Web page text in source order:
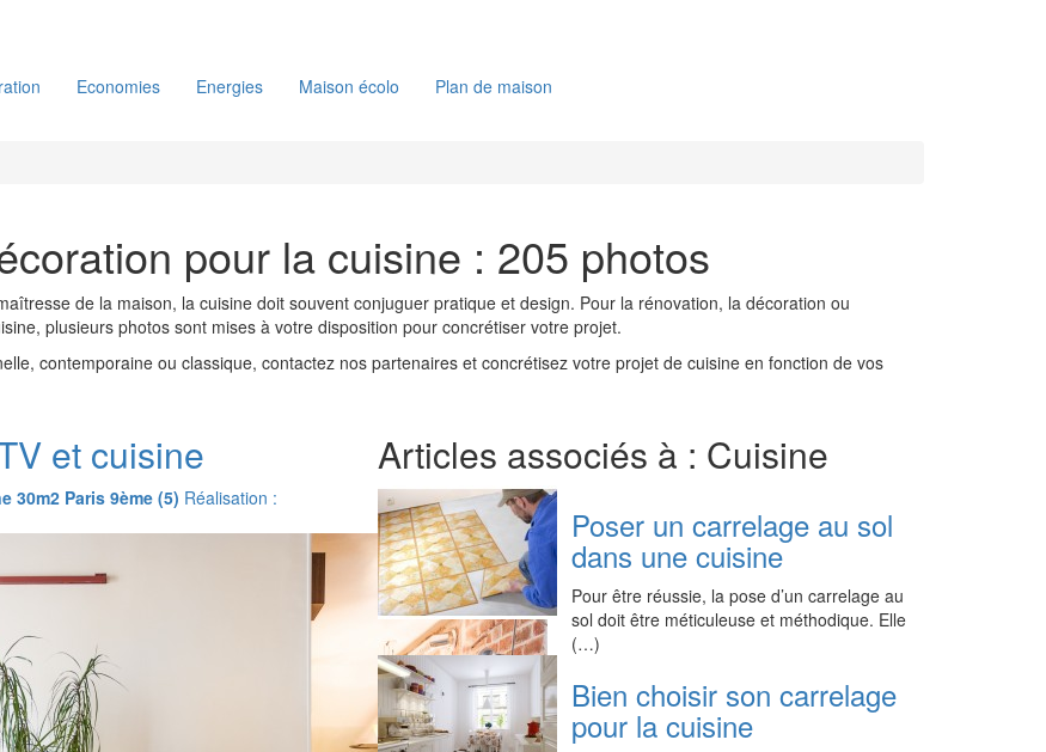
Economies Energies Maison écolo Plan de maison
pour la cuisine : 205 photos
de la maison, la cuisine doit souvent conjuguer pratique et design. Pour la rénovation, la décoration ou
plusieurs photos sont mises à votre disposition pour concrétiser votre projet.
contemporaine ou classique, contactez nos partenaires et concrétisez votre projet de cuisine en fonction de vos
et cuisine
30m2 Paris 9ème (5) Réalisation :
Articles associés à : Cuisine
Poser un carrelage au sol
dans une cuisine
Pour être réussie, la pose d’un carrelage au
sol doit être méticuleuse et méthodique. Elle
(…)
Bien choisir son carrelage
pour la cuisine